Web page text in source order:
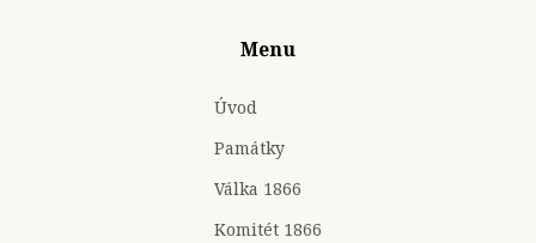
Menu
Úvod
Památky
Válka 1866
Komitét 1866